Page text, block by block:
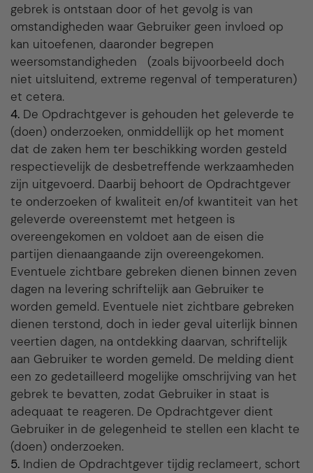
gebrek is ontstaan door of het gevolg is van
omstandigheden waar Gebruiker geen invloed op
kan uitoefenen, daaronder begrepen
weersomstandigheden (zoals bijvoorbeeld doch
niet uitsluitend, extreme regenval of temperaturen)
et cetera.
4. De Opdrachtgever is gehouden het geleverde te
(doen) onderzoeken, onmiddellijk op het moment
dat de zaken hem ter beschikking worden gesteld
respectievelijk de desbetreffende werkzaamheden
zijn uitgevoerd. Daarbij behoort de Opdrachtgever
te onderzoeken of kwaliteit en/of kwantiteit van het
geleverde overeenstemt met hetgeen is
overeengekomen en voldoet aan de eisen die
partijen dienaangaande zijn overeengekomen.
Eventuele zichtbare gebreken dienen binnen zeven
dagen na levering schriftelijk aan Gebruiker te
worden gemeld. Eventuele niet zichtbare gebreken
dienen terstond, doch in ieder geval uiterlijk binnen
veertien dagen, na ontdekking daarvan, schriftelijk
aan Gebruiker te worden gemeld. De melding dient
een zo gedetailleerd mogelijke omschrijving van het
gebrek te bevatten, zodat Gebruiker in staat is
adequaat te reageren. De Opdrachtgever dient
Gebruiker in de gelegenheid te stellen een klacht te
(doen) onderzoeken.
5. Indien de Opdrachtgever tijdig reclameert, schort